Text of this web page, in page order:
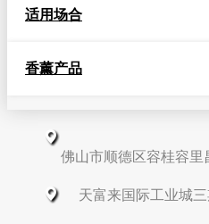
适用场合
香薰产品
佛山市顺德区容桂容里
天富来国际工业城